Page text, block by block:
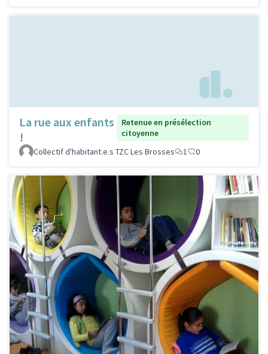
La rue aux enfants
!
Retenue en présélection
citoyenne
Collectif d'habitant.e.s TZC Les Brosses
1 0